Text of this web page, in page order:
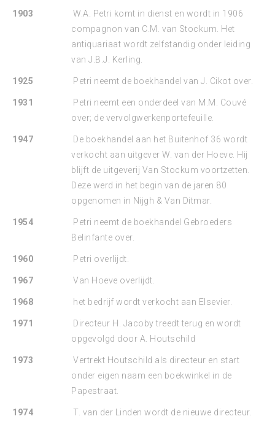
1903
W.A. Petri komt in dienst en wordt in 1906
compagnon van C.M. van Stockum. Het
antiquariaat wordt zelfstandig onder leiding
van J.B.J. Kerling.
1925 Petri neemt de boekhandel van J. Cikot over.
1931
Petri neemt een onderdeel van M.M. Couvé
over; de vervolgwerkenportefeuille.
1947
De boekhandel aan het Buitenhof 36 wordt
verkocht aan uitgever W. van der Hoeve. Hij
blijft de uitgeverij Van Stockum voortzetten.
Deze werd in het begin van de jaren 80
opgenomen in Nijgh & Van Ditmar.
1954
Petri neemt de boekhandel Gebroeders
Belinfante over.
1960 Petri overlijdt.
1967 Van Hoeve overlijdt.
1968 het bedrijf wordt verkocht aan Elsevier.
1971
Directeur H. Jacoby treedt terug en wordt
opgevolgd door A. Houtschild
1973
Vertrekt Houtschild als directeur en start
onder eigen naam een boekwinkel in de
Papestraat.
1974 T. van der Linden wordt de nieuwe directeur.